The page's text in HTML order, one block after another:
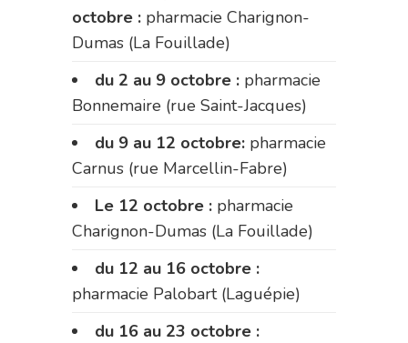
octobre : pharmacie Charignon-
Dumas (La Fouillade)
du 2 au 9 octobre : pharmacie
Bonnemaire (rue Saint-Jacques)
du 9 au 12 octobre: pharmacie
Carnus (rue Marcellin-Fabre)
Le 12 octobre : pharmacie
Charignon-Dumas (La Fouillade)
du 12 au 16 octobre :
pharmacie Palobart (Laguépie)
du 16 au 23 octobre :